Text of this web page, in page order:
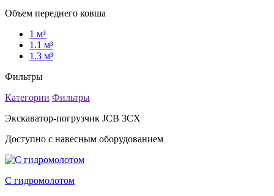
Объем переднего ковша
1 м³
1.1 м³
1.3 м³
Фильтры
Категории Фильтры
Экскаватор-погрузчик JCB 3CX
Доступно с навесным оборудованием
С гидромолотом